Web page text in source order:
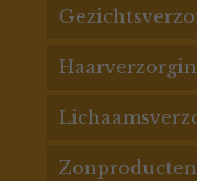
De
Acne huid
Pigment
Rosacea
Haarmaskers
Zonproducten